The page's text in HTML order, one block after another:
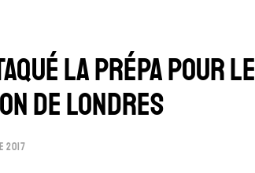
LA PRÉPA POUR LE
DE LONDRES
2017